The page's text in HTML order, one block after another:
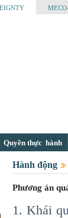
Quyền thực hành
Hành động
Phương án
1. Khái